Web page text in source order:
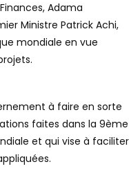
Adama
Ministre Patrick Achi,
mondiale en vue
à faire en sorte
faites dans la 9ème
et qui vise à faciliter